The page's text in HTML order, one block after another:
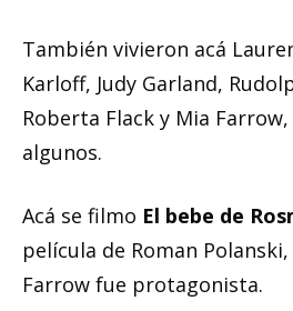
También vivieron acá
Karloff, Judy Garland,
Roberta Flack y Mia
algunos.
Acá se filmo El bebe de
película de Roman
Farrow fue protagonista.